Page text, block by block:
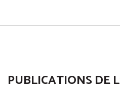
PUBLICATIONS DE